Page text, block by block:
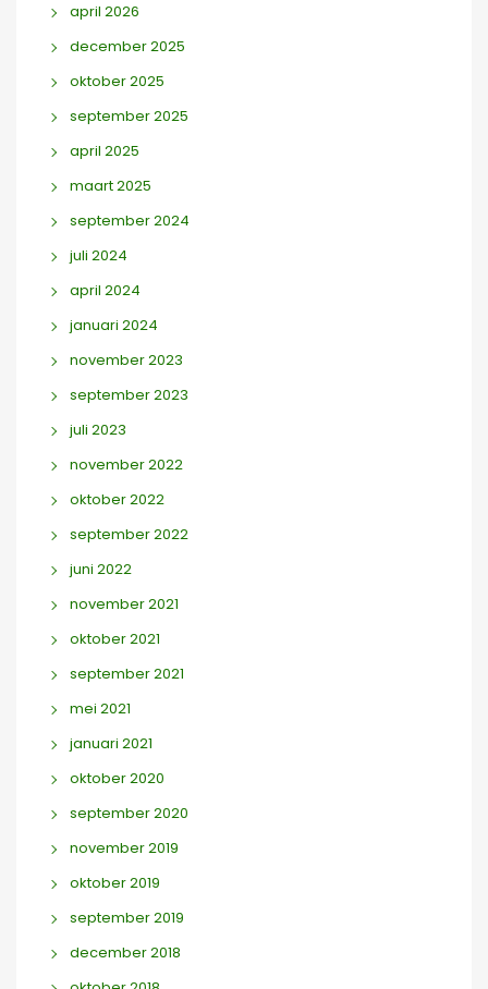
april 2026
december 2025
oktober 2025
september 2025
april 2025
maart 2025
september 2024
juli 2024
april 2024
januari 2024
november 2023
september 2023
juli 2023
november 2022
oktober 2022
september 2022
juni 2022
november 2021
oktober 2021
september 2021
mei 2021
januari 2021
oktober 2020
september 2020
november 2019
oktober 2019
september 2019
december 2018